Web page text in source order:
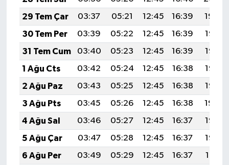
29 Tem Çar
03:37 05:21 12:45 16:39
19:59
30 Tem Per
03:39 05:22 12:45 16:39
19:58
31 Tem Cum
03:40 05:23 12:45 16:39
19:57
1 Ağu Cts
03:42 05:24 12:45 16:38
19:56
2 Ağu Paz
03:43 05:25 12:45 16:38
19:55
3 Ağu Pts
03:45 05:26 12:45 16:38
19:54
4 Ağu Sal
03:46 05:27 12:45 16:37
19:53
5 Ağu Çar
03:47 05:28 12:45 16:37
19:52
6 Ağu Per
03:49 05:29 12:45 16:37
19:51